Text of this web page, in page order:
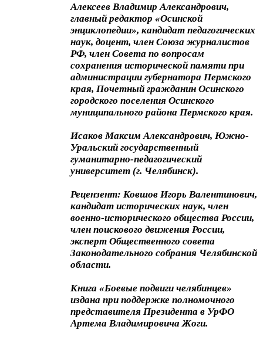
Алексеев Владимир Александрович,
главный редактор «Осинской
энциклопедии», кандидат педагогических
наук, доцент, член Союза журналистов
РФ, член Совета по вопросам
сохранения исторической памяти при
администрации губернатора Пермского
края, Почетный гражданин Осинского
городского поселения Осинского
муниципального района Пермского края.
Исаков Максим Александрович, Южно-
Уральский государственный
гуманитарно-педагогический
университет (г. Челябинск).
Рецензент: Ковшов Игорь Валентинович,
кандидат исторических наук, член
военно-исторического общества России,
член поискового движения России,
эксперт Общественного совета
Законодательного собрания Челябинской
области.
Книга «Боевые подвиги челябинцев»
издана при поддержке полномочного
представителя Президента в УрФО
Артема Владимировича Жоги.